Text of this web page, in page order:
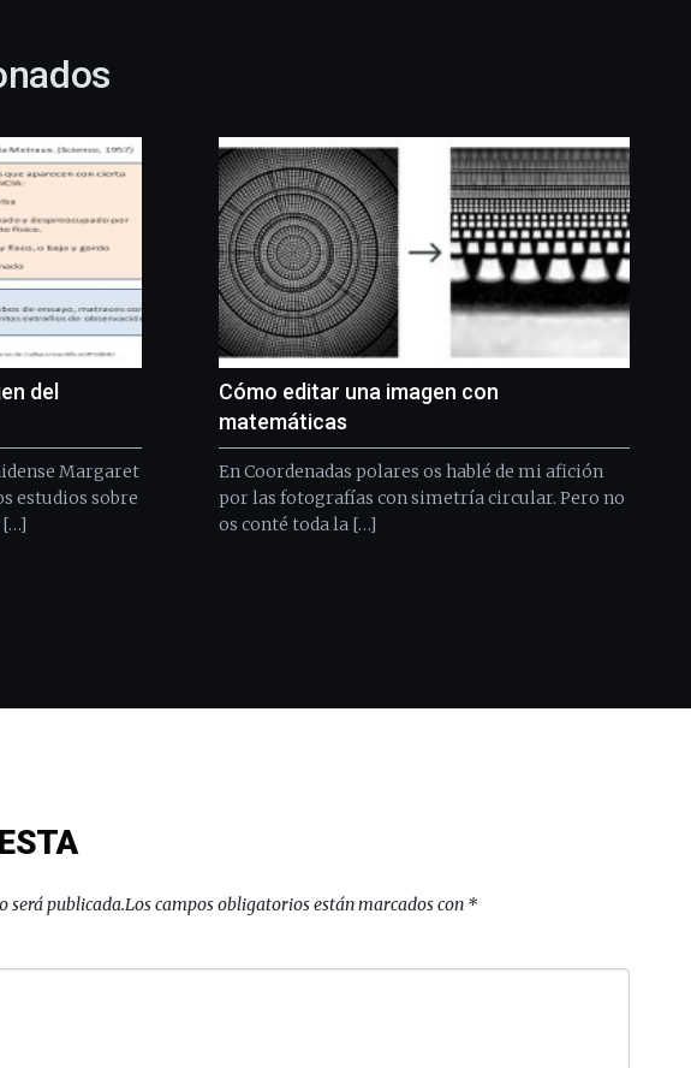
del
Margaret
estudios sobre
[…]
Cómo editar una imagen con
matemáticas
En Coordenadas polares os hablé de mi afición
por las fotografías con simetría circular. Pero no
os conté toda la […]
será publicada.Los campos obligatorios están marcados con *